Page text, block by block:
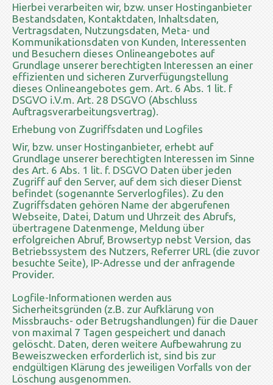
Hierbei verarbeiten wir, bzw. unser Hostinganbieter
Bestandsdaten, Kontaktdaten, Inhaltsdaten,
Vertragsdaten, Nutzungsdaten, Meta- und
Kommunikationsdaten von Kunden, Interessenten
und Besuchern dieses Onlineangebotes auf
Grundlage unserer berechtigten Interessen an einer
effizienten und sicheren Zurverfügungstellung
dieses Onlineangebotes gem. Art. 6 Abs. 1 lit. f
DSGVO i.V.m. Art. 28 DSGVO (Abschluss
Auftragsverarbeitungsvertrag).
Erhebung von Zugriffsdaten und Logfiles
Wir, bzw. unser Hostinganbieter, erhebt auf
Grundlage unserer berechtigten Interessen im Sinne
des Art. 6 Abs. 1 lit. f. DSGVO Daten über jeden
Zugriff auf den Server, auf dem sich dieser Dienst
befindet (sogenannte Serverlogfiles). Zu den
Zugriffsdaten gehören Name der abgerufenen
Webseite, Datei, Datum und Uhrzeit des Abrufs,
übertragene Datenmenge, Meldung über
erfolgreichen Abruf, Browsertyp nebst Version, das
Betriebssystem des Nutzers, Referrer URL (die zuvor
besuchte Seite), IP-Adresse und der anfragende
Provider.
Logfile-Informationen werden aus
Sicherheitsgründen (z.B. zur Aufklärung von
Missbrauchs- oder Betrugshandlungen) für die Dauer
von maximal 7 Tagen gespeichert und danach
gelöscht. Daten, deren weitere Aufbewahrung zu
Beweiszwecken erforderlich ist, sind bis zur
endgültigen Klärung des jeweiligen Vorfalls von der
Löschung ausgenommen.